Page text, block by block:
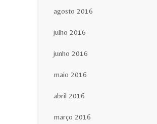
agosto 2016
julho 2016
junho 2016
maio 2016
abril 2016
março 2016